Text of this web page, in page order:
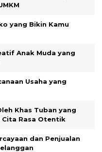
yang Bikin Kamu
Anak Muda yang
Usaha yang
Khas Tuban yang
Cita Rasa Otentik
dan Penjualan